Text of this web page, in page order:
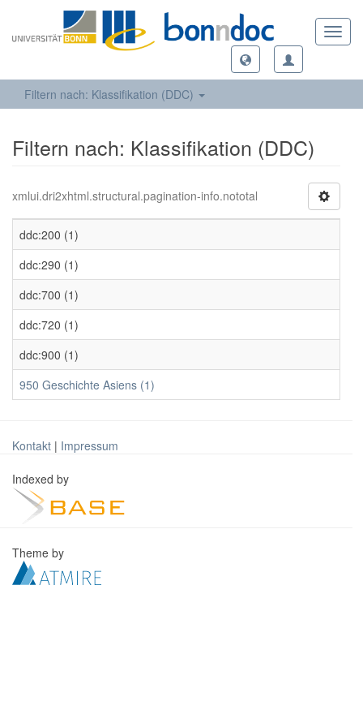
Filtern nach: Klassifikation (DDC)
Filtern nach: Klassifikation (DDC)
xmlui.dri2xhtml.structural.pagination-info.nototal
ddc:200 (1)
ddc:290 (1)
ddc:700 (1)
ddc:720 (1)
ddc:900 (1)
950 Geschichte Asiens (1)
Kontakt | Impressum
Indexed by
Theme by